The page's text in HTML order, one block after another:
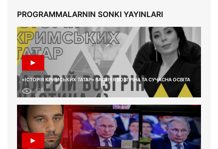
PROGRAMMALARNIN SONKI YAYINLARI
«ІСТОРІЯ КРИМСЬКИХ ТАТАР» ВАЛЕРІЯ ВОЗГРІНА ТА СУЧАСНА ОСВІТА
170